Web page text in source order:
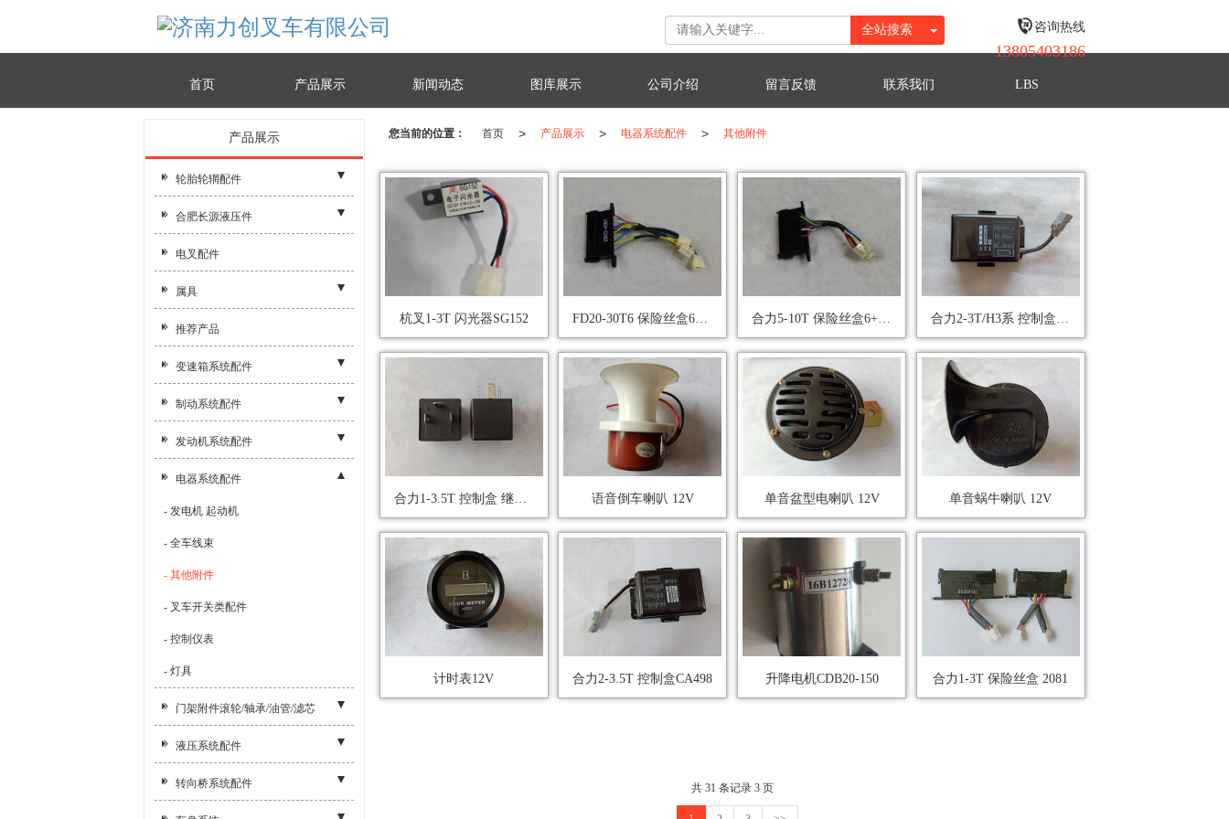
咨询热线
13805403186
全站搜索
首页 产品展示 新闻动态 图库展示 公司介绍 留言反馈 联系我们 LBS
您当前的位置： 首页 > 产品展示 > 电器系统配件 > 其他附件
杭叉1-3T 闪光器SG152 FD20-30T6 保险丝盒6+2+2 合力5-10T 保险丝盒6+2 2083 合力2-3T/H3系 控制盒D03DQH012B
合力1-3.5T 控制盒 继电器/闪光器三插 语音倒车喇叭 12V 单音盆型电喇叭 12V 单音蜗牛喇叭 12V
计时表12V 合力2-3.5T 控制盒CA498 升降电机CDB20-150 合力1-3T 保险丝盒 2081
共 31 条记录 3 页
产品展示
轮胎轮辋配件
- 新
- 叉车螺丝
合肥长源液压件
- 其他附件
- 齿轮泵
电叉配件
属具
- 属具附件
推荐产品
变速箱系统配件
- 合力A30/靖江2T
- TJ45天乐变速箱
- YQX100变速箱
- 离合器 离合器压盘 离合器片
- 传动轴
- C3K变速箱
制动系统配件
- 其他附件
- 制动总泵
- 制动分泵
发动机系统配件
- 尼桑TD27/42/H20/H25
- 五十铃C240
- 全柴4C6
- 新柴4D27G31
- 锡柴4DF3
- 锡柴4110/6110
- 大柴498
- 潍柴4105
- 锡柴4DW9
电器系统配件
- 发电机 起动机
- 全车线束
- 其他附件
- 叉车开关类配件
- 控制仪表
- 灯具
门架附件滚轮/轴承/油管/滤芯
- 门架附件
- 轴承
液压系统配件
- 其他附件
转向桥系统配件
- 其他附件